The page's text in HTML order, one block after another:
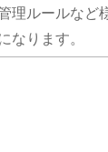
理ルールなど
なります。